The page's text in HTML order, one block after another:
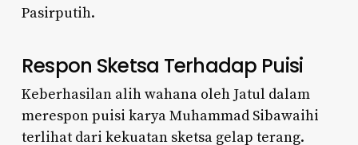
Pasirputih.
Respon Sketsa Terhadap Puisi
Keberhasilan alih wahana oleh Jatul dalam
merespon puisi karya Muhammad Sibawaihi
terlihat dari kekuatan sketsa gelap terang.